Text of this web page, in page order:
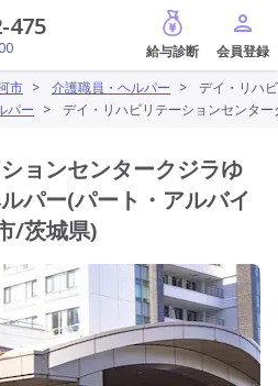
475 給与診断
市 > 介護職員・ヘルパー >
デイ・リハ
パー > デイ・リハビリテーションセンタ
ョンセンタークジラゆ
パー(パート・アルバイ
/茨城県)